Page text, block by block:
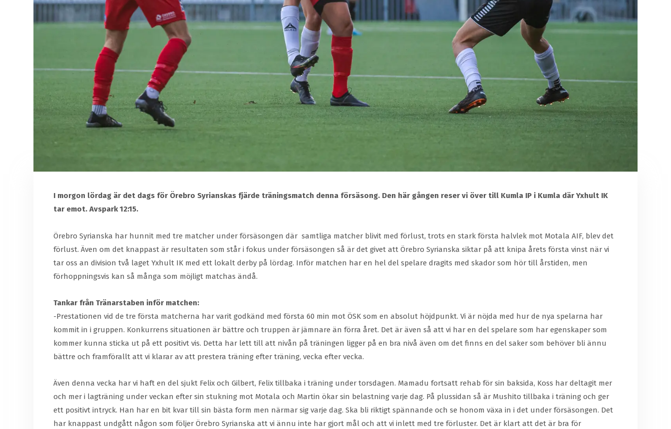
I morgon lördag är det dags för Örebro Syrianskas fjärde träningsmatch denna försäsong. Den här gången reser vi över till Kumla IP i Kumla där Yxhult IK
tar emot. Avspark 12:15.
Örebro Syrianska har hunnit med tre matcher under försäsongen där samtliga matcher blivit med förlust, trots en stark första halvlek mot Motala AIF, blev det
förlust. Även om det knappast är resultaten som står i fokus under försäsongen så är det givet att Örebro Syrianska siktar på att knipa årets första vinst när vi
tar oss an division två laget Yxhult IK med ett lokalt derby på lördag. Inför matchen har en hel del spelare dragits med skador som hör till årstiden, men
förhoppningsvis kan så många som möjligt matchas ändå.
Tankar från Tränarstaben inför matchen:
-Prestationen vid de tre första matcherna har varit godkänd med första 60 min mot ÖSK som en absolut höjdpunkt. Vi är nöjda med hur de nya spelarna har
kommit in i gruppen. Konkurrens situationen är bättre och truppen är jämnare än förra året. Det är även så att vi har en del spelare som har egenskaper som
kommer kunna sticka ut på ett positivt vis. Detta har lett till att nivån på träningen ligger på en bra nivå även om det finns en del saker som behöver bli ännu
bättre och framförallt att vi klarar av att prestera träning efter träning, vecka efter vecka.
Även denna vecka har vi haft en del sjukt Felix och Gilbert, Felix tillbaka i träning under torsdagen. Mamadu fortsatt rehab för sin baksida, Koss har deltagit mer
och mer i lagträning under veckan efter sin stukning mot Motala och Martin ökar sin belastning varje dag. På plussidan så är Mushito tillbaka i träning och ger
ett positivt intryck. Han har en bit kvar till sin bästa form men närmar sig varje dag. Ska bli riktigt spännande och se honom växa in i det under försäsongen. Det
har knappast undgått någon som följer Örebro Syrianska att vi ännu inte har gjort mål och att vi inlett med tre förluster. Det är klart att det är bra för